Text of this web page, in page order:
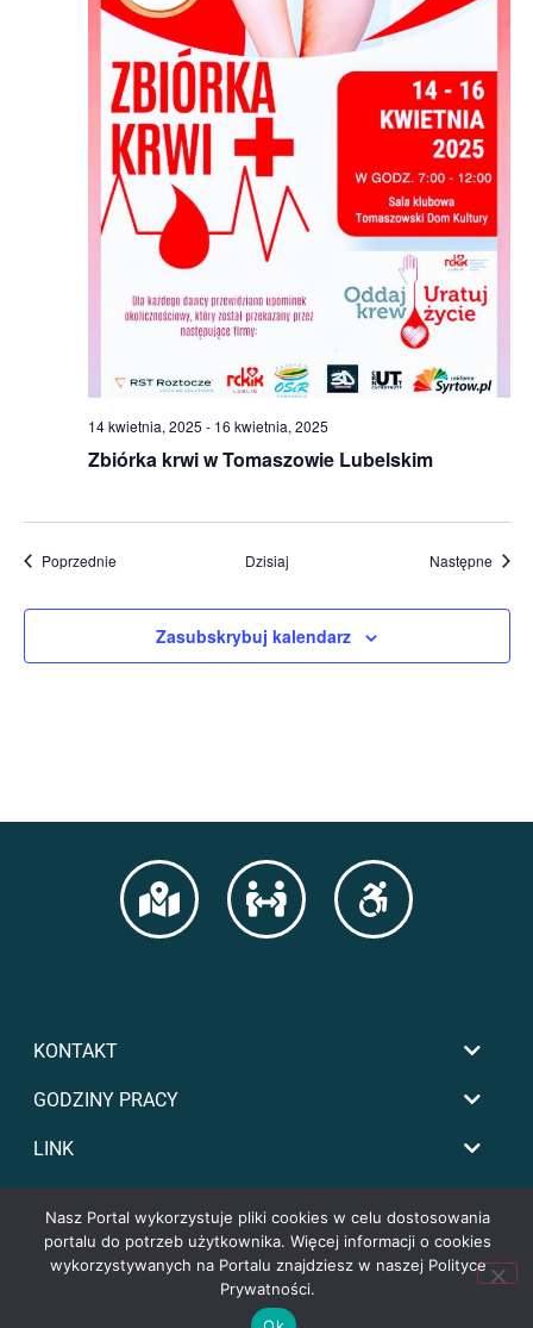
Zbiórka krwi w Tomaszowie Lubelskim
14 kwietnia, 2025 - 16 kwietnia, 2025
PoprzednieWydarzenia Dzisiaj Następne
Zasubskrybuj kalendarz
KONTAKT
GODZINY PRACY
LINK
Copyright by powiat-tomaszowski.com.pl
Nasz Portal wykorzystuje pliki cookies w celu dostosowania
portalu do potrzeb użytkownika. Więcej informacji o cookies
wykorzystywanych na Portalu znajdziesz w naszej Polityce
Prywatności.